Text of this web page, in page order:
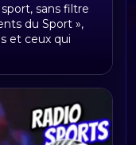
sans filtre
du Sport »,
et ceux qui